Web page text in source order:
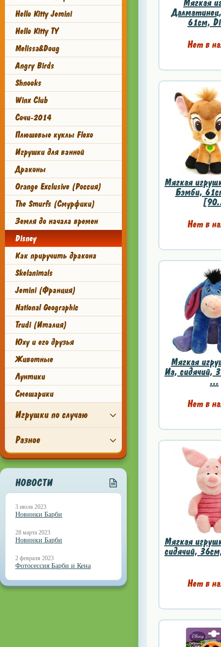
Hello Kitty Jemini
Hello Kitty TY
Melissa&Doug
Angry Birds
Shnooks
Winx Club
Сочи-2014
Плюшевые куклы Flexo
Игрушки для ванной
Драконы
Orange Exclusive (Россия)
The Smurfs (Смурфики)
Земля до начала времен
Disney
Как приручить дракона
Skelanimals
Jemini (Франция)
National Geographic
Trudi (Италия)
Юху и его друзья
Животные
Лунтики
Смешарики
Игрушки по случаю
Разное
НОВОСТИ
3 июля 2023
Новинки Барби
28 марта 2023
Новинки Барби
2 февраля 2023
Фотосессия Барби и Кена
Мягкая
61см,
Нет в
Мягкая
Бэмби,
Нет в
Мягкая
Иа, сидячий,
...
Нет в
Мягкая
сидячий,
Нет в